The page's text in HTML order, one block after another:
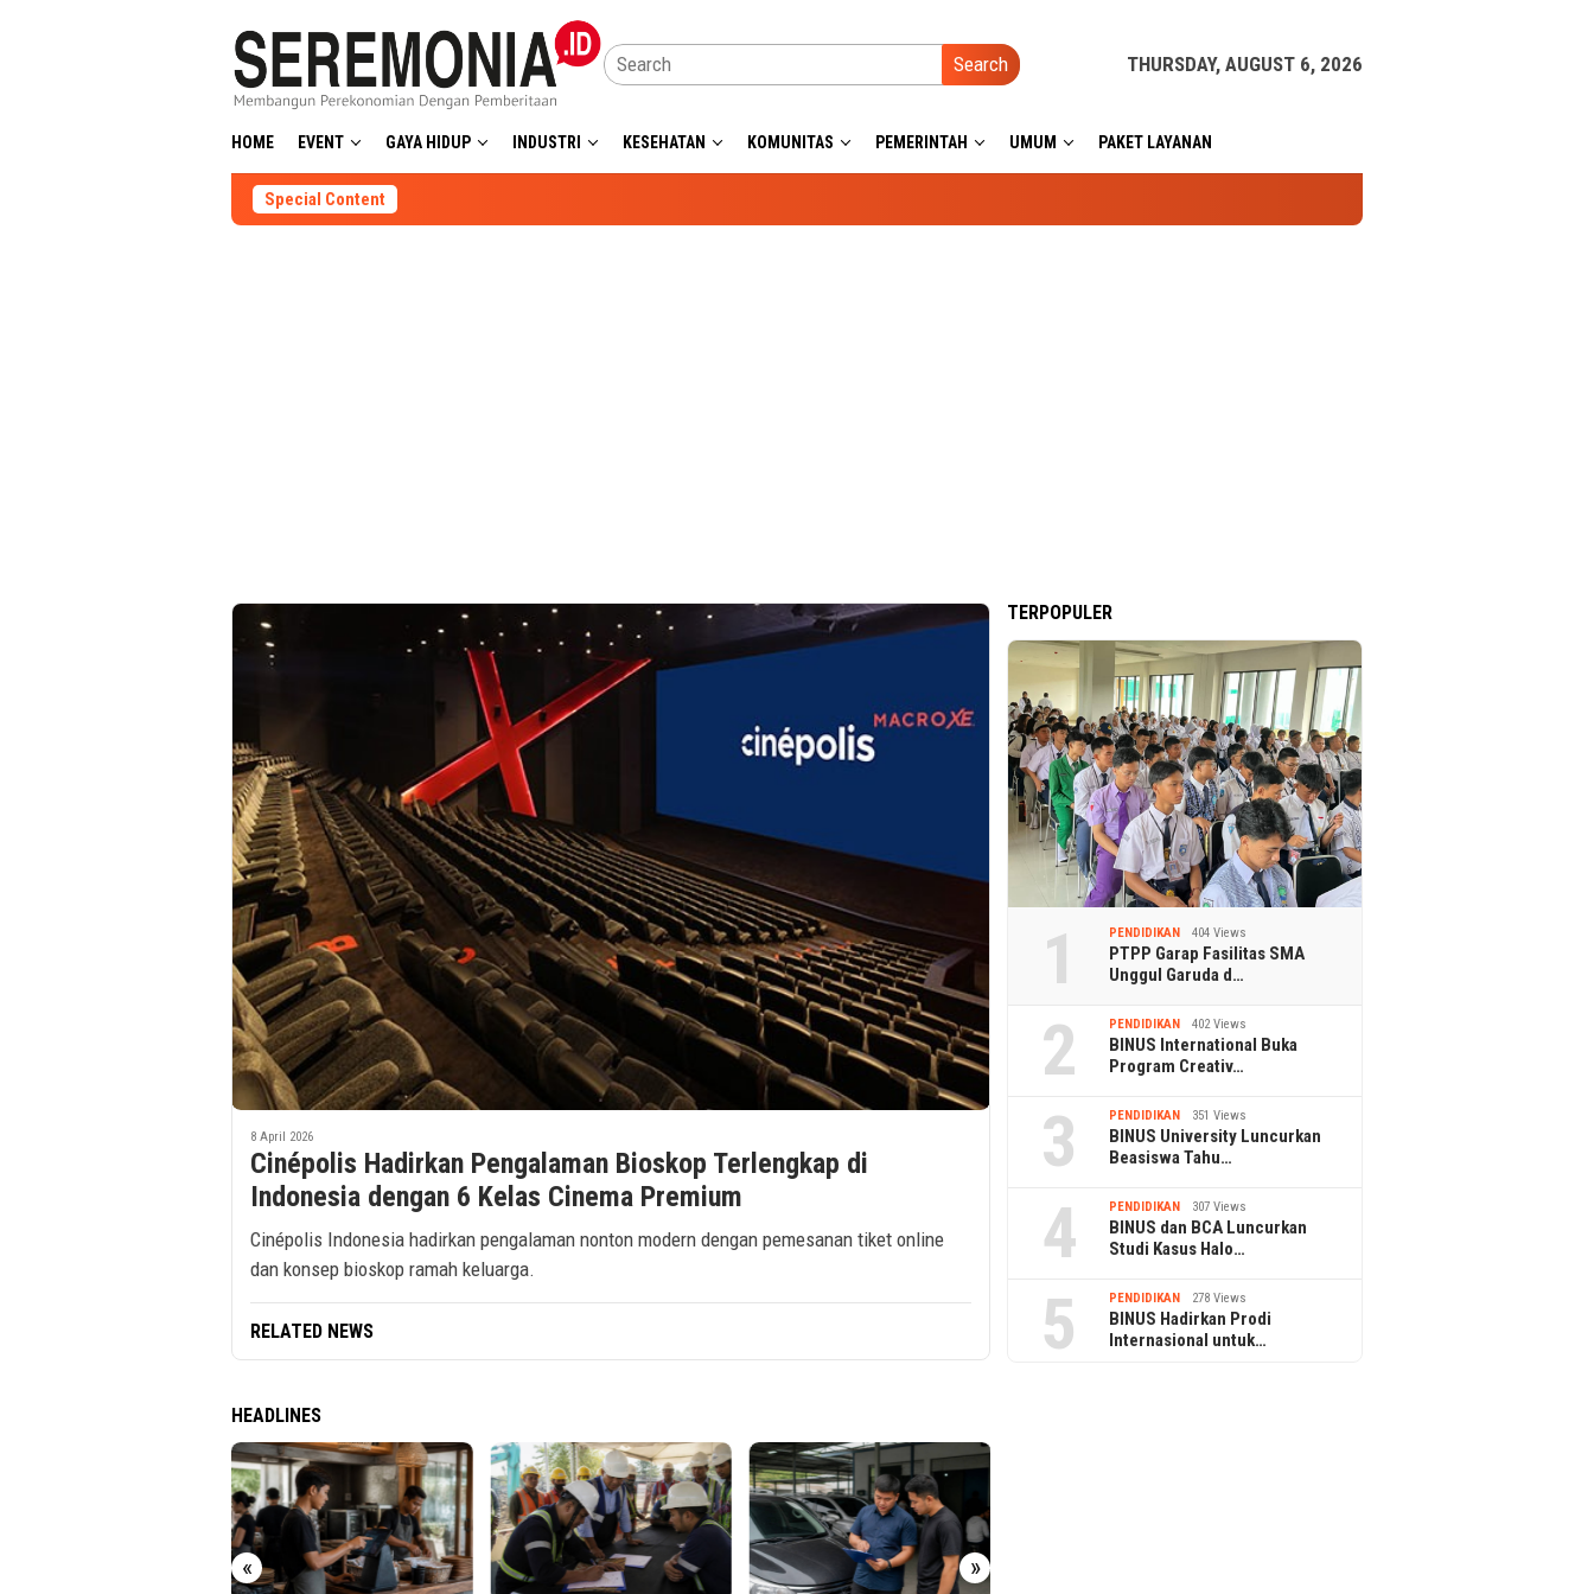
Search THURSDAY, AUGUST 6, 2026
HOME EVENT GAYA HIDUP INDUSTRI KESEHATAN KOMUNITAS PEMERINTAH UMUM PAKET LAYANAN
Special Content
8 April 2026
Cinépolis Hadirkan Pengalaman Bioskop Terlengkap di
Indonesia dengan 6 Kelas Cinema Premium
Cinépolis Indonesia hadirkan pengalaman nonton modern dengan pemesanan tiket online
dan konsep bioskop ramah keluarga.
RELATED NEWS
HEADLINES
« »
TERPOPULER
1 PENDIDIKAN 404 Views
PTPP Garap Fasilitas SMA
Unggul Garuda d…
2 PENDIDIKAN 402 Views
BINUS International Buka
Program Creativ…
3 PENDIDIKAN 351 Views
BINUS University Luncurkan
Beasiswa Tahu…
4 PENDIDIKAN 307 Views
BINUS dan BCA Luncurkan
Studi Kasus Halo…
5 PENDIDIKAN 278 Views
BINUS Hadirkan Prodi
Internasional untuk…